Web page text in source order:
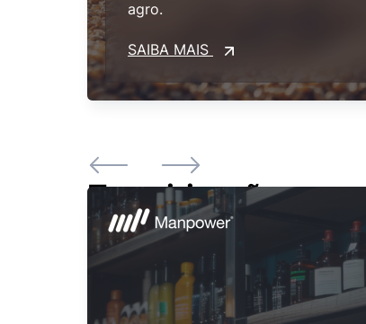
agro.
SAIBA MAIS
Terceirização